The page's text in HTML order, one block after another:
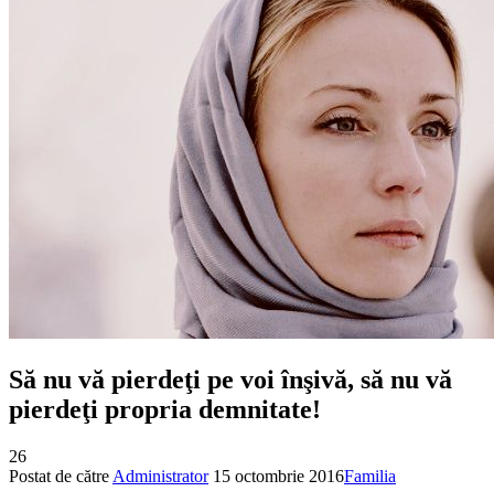
Să nu vă pierdeţi pe voi înşivă, să nu vă
pierdeţi propria demnitate!
26
Postat de către Administrator 15 octombrie 2016Familia